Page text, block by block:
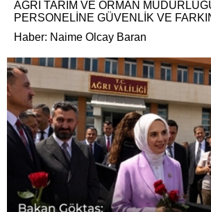
AĞRI TARIM VE ORMAN
PERSONELİNE GÜVENLİK VE
Haber: Naime Olcay Baran